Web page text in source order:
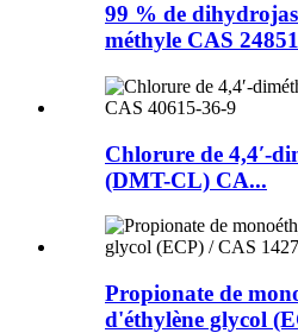
99 % de
méthyle CAS
Chlorure de 4,4′-
(DMT-CL) CA...
Propionate de
d'éthylène glycol